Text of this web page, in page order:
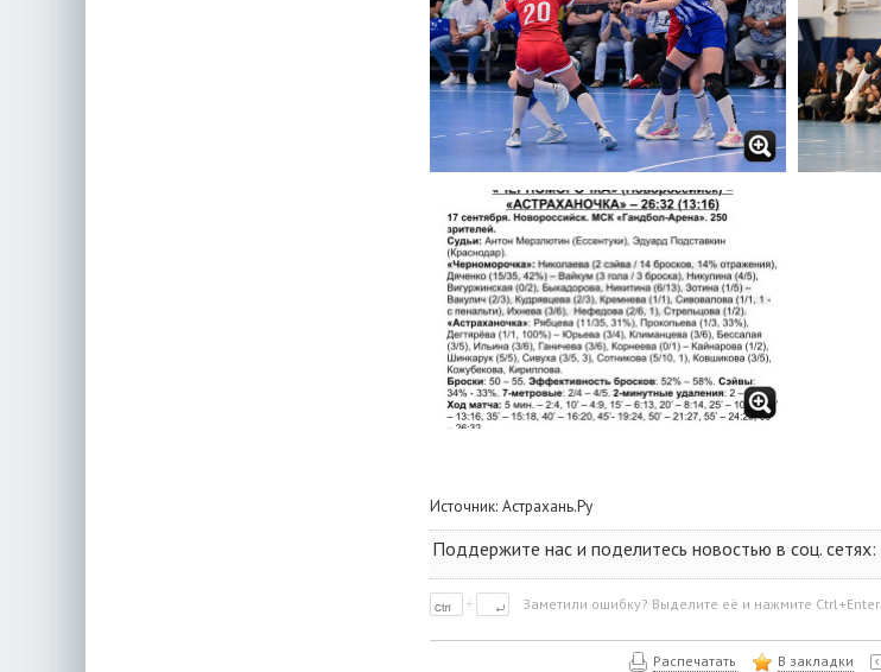
Источник: Астрахань.Ру
Поддержите нас и поделитесь новостью в соц. сетях:
Заметили ошибку? Выделите её и нажмите Ctrl+Enter
Распечатать В закладки